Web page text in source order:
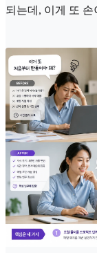
되는데, 이게 또